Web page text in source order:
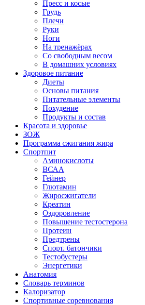
Пресс и косые
Грудь
Плечи
Руки
Ноги
На тренажёрах
Со свободным весом
В домашних условиях
Здоровое питание
Диеты
Основы питания
Питательные элементы
Похудение
Продукты и состав
Красота и здоровье
ЗОЖ
Программа сжигания жира
Спортпит
Аминокислоты
ВСАА
Гейнер
Глютамин
Жиросжигатели
Креатин
Оздоровление
Повышение тестостерона
Протеин
Предтрены
Спорт. батончики
Тестобустеры
Энергетики
Анатомия
Словарь терминов
Калоризатор
Спортивные соревнования